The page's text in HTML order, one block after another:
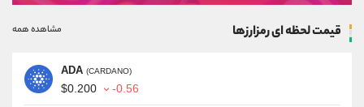
قیمت لحظه ای رمزارزها مشاهده همه
ADA (CARDANO)
$0.200 -0.56